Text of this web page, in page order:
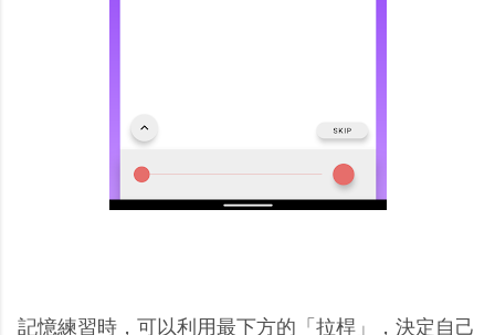
記憶練習時，可以利用最下方的「拉桿」，決定自己